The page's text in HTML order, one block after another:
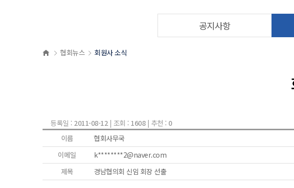
공지사항
협회뉴스 회원사 소식
등록일 : 2011-08-12| 조회 : 1608| 추천 : 0
이름
협회사무국
이메일
k********2@naver.com
제목
경남협의회 신임 회장 선출